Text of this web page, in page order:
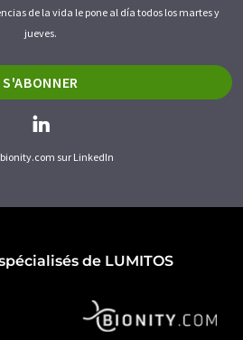
de la vida le pone al día todos los martes y
jueves.
S'ABONNER
sur LinkedIn
de LUMITOS